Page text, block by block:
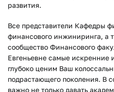
развития.
Все представители Кафедры
финансового инжиниринга, а
сообщество Финансового
Евгеньевне самые искренние
глубоко ценим Ваш
подрастающего поколения. В
важно не только давать